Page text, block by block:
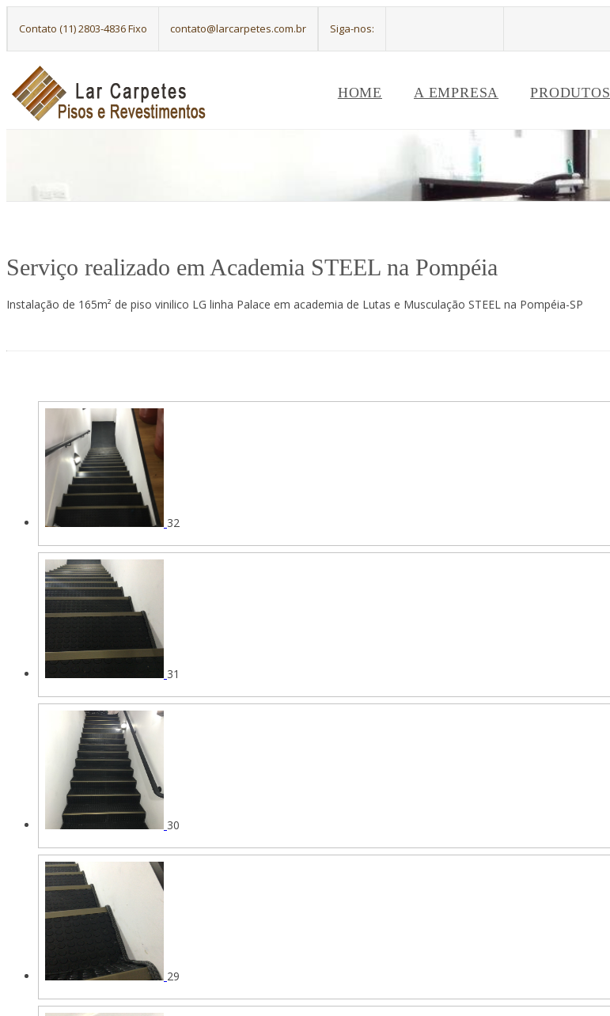
Contato (11) 2803-4836 Fixo contato@larcarpetes.com.br Siga-nos:
HOME A EMPRESA PRODUTOS
Serviço realizado em Academia STEEL na Pompéia
Instalação de 165m² de piso vinilico LG linha Palace em academia de Lutas e Musculação STEEL na Pompéia-SP
32
31
30
29